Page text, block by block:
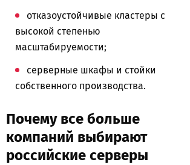
отказоустойчивые кластеры с
высокой степенью
масштабируемости;
серверные шкафы и стойки
собственного производства.
Почему все больше
компаний выбирают
российские серверы